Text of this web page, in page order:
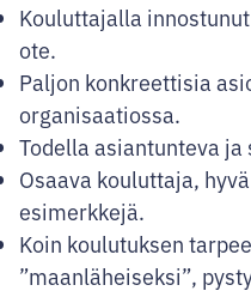
Kouluttajalla
ote.
Paljon konkreettisia
organisaatiossa.
Todella asiantunteva ja
Osaava kouluttaja,
esimerkkejä.
Koin koulutuksen
”maanläheiseksi”,